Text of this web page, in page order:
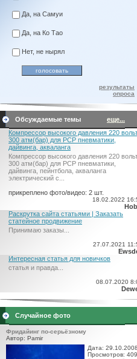
Да, на Самуи
Да, на Ко Тао
Нет, не нырял
результаты
опроса
Обсуждаемые темы
еще...
Компрессор высокого давления 220
300 атм(бар) для PCP пневматики,
дайвинга, акваланга
Компрессор высокого давления 220
300 атм(бар) для PCP пневматики,
дайвинга, пейнтбола, акваланга
электрический c...
прикреплено фото/видео: 2 шт.
18.02.2022
Раскрутка сайта статьями | Заказать
статейное продвижение
Принимаю заказы...
27.07.2021
Интересная статья для новичков
статья и правда...
08.07.2020
Случайное фото
Фридайинг по-серьёзному
Автор: Pamir
Дата: 29.10.2008
Просмотров: